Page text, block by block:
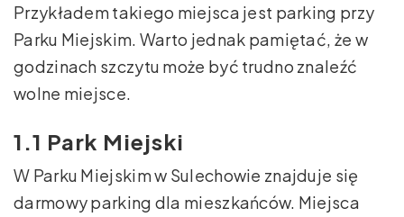
Przykładem takiego miejsca jest parking przy
Parku Miejskim. Warto jednak pamiętać, że w
godzinach szczytu może być trudno znaleźć
wolne miejsce.
1.1 Park Miejski
W Parku Miejskim w Sulechowie znajduje się
darmowy parking dla mieszkańców. Miejsca